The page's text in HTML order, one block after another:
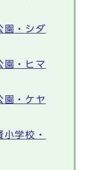
園・シダ
園・ヒマ
園・ケヤ
小学校・